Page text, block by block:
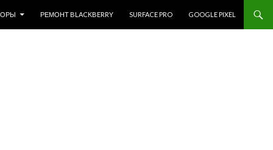
РЕМОНТ BLACKBERRY SURFACE PRO GOOGLE PIXEL